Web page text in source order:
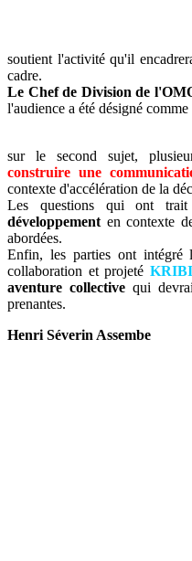
soutient l'activité qu'il
cadre.
Le Chef de Division de
l'audience a été désigné
sur le second sujet,
construire une
contexte d'accélération de la
Les questions qui ont
développement en contexte
abordées.
Enfin, les parties ont intégré
collaboration et projeté
aventure collective qui
prenantes.
Henri Séverin Assembe